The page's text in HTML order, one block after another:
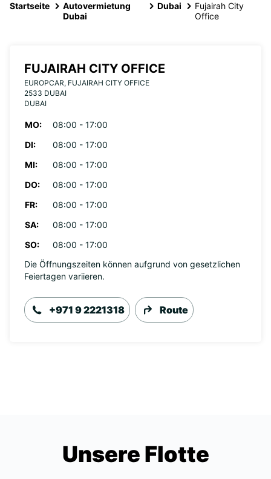
Startseite
Autovermietung
Dubai
Dubai
Fujairah City
Office
FUJAIRAH CITY OFFICE
EUROPCAR, FUJAIRAH CITY OFFICE
2533 DUBAI
DUBAI
MO:
08:00 - 17:00
DI:
08:00 - 17:00
MI:
08:00 - 17:00
DO:
08:00 - 17:00
FR:
08:00 - 17:00
SA:
08:00 - 17:00
SO:
08:00 - 17:00
Die Öffnungszeiten können aufgrund von gesetzlichen
Feiertagen variieren.
+971 9 2221318 Route
Unsere Flotte